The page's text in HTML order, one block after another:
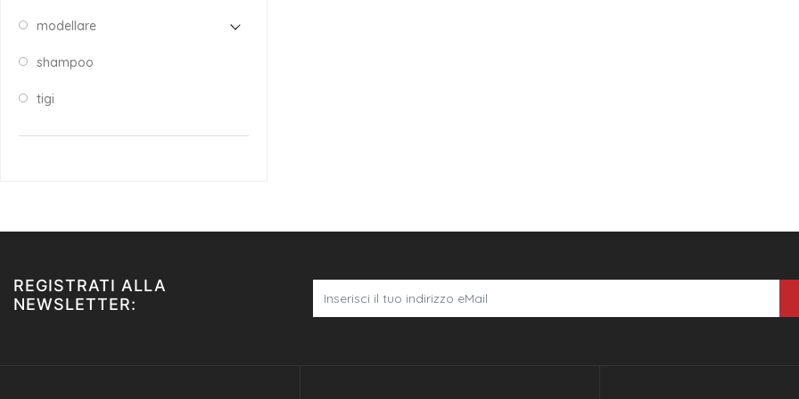
modellare
shampoo
tigi
REGISTRATI ALLA
NEWSLETTER: